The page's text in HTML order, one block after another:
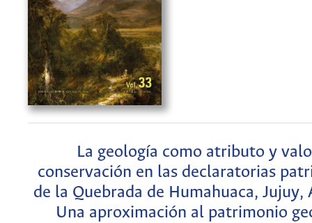
La geología como atributo y
conservación en las declaratorias
de la Quebrada de Humahuaca, Jujuy,
Una aproximación al patrimonio